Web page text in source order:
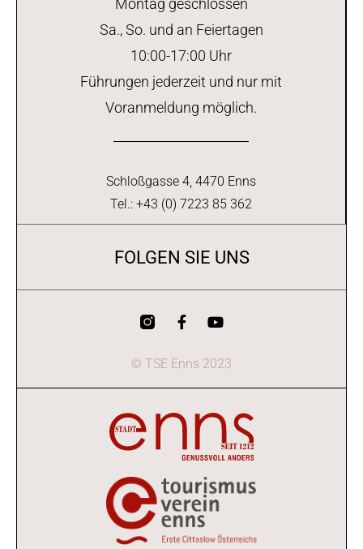
Montag geschlossen
Sa., So. und an Feiertagen
10:00-17:00 Uhr
Führungen jederzeit und nur mit
Voranmeldung möglich.
Schloßgasse 4, 4470 Enns
Tel.: +43 (0) 7223 85 362
FOLGEN SIE UNS
© TSE Enns 2023